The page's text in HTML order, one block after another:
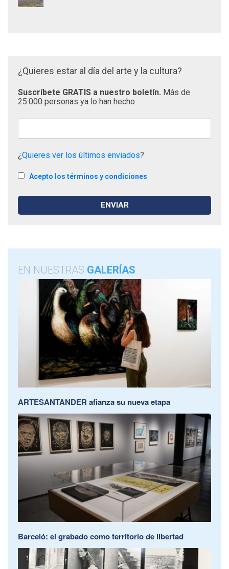
¿Quieres estar al día del arte y la cultura?
Suscríbete GRATIS a nuestro boletín. Más de
25.000 personas ya lo han hecho
¿Quieres ver los últimos enviados?
Acepto los términos y condiciones
EN NUESTRAS GALERÍAS
ARTESANTANDER afianza su nueva etapa
Barceló: el grabado como territorio de libertad